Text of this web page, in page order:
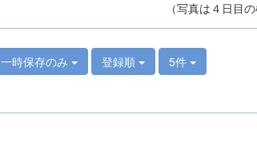
（写真は４日目の
一時保存のみ 登録順 5件